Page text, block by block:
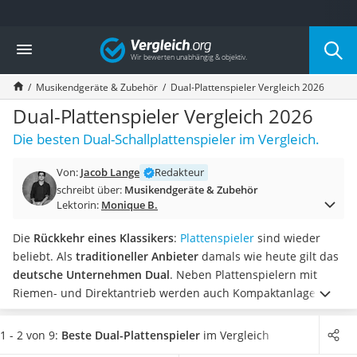
Die beliebtesten Vergleiche nach Kategorie
Elektronik
Powerstation
Monitor 32 Zoll 4K
Fernseher
Drucker
Desktop-PC
Diascanner
Laser-Multifunktionsdrucker
Powerstation mit Solarpanel
Gaming-PC
Soundbar
17-Zoll-Laptop
Satellitenschüssel
Gaming-Headset
Vergleich
Musikendgeräte & Zubehör Dual-Plattenspieler Vergleich 2026
Dual-Plattenspieler Vergleich 2026
Die besten Dual-Schallplattenspieler im Vergleich.
Von: Jacob Lange
Redakteur
schreibt über: Musikendgeräte & Zubehör
Lektorin: Monique B.
Die Rückkehr eines Klassikers: Plattenspieler sind wieder
beliebt. Als traditioneller Anbieter damals wie heute gilt das
deutsche Unternehmen Dual. Neben Plattenspielern mit
Riemen- und Direktantrieb werden auch Kompaktanlagen
angeboten, die unterschiedliche Abspielmöglichkeiten
kombinieren.Tests im Internet berichten, dass Sie
1 - 2 von 9: Beste Dual-Plattenspieler im Vergleich